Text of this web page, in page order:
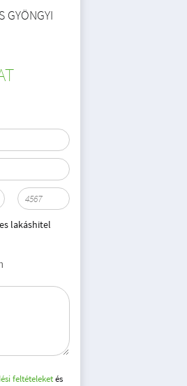
GYÖNGYI
lakáshitel
feltételeketés